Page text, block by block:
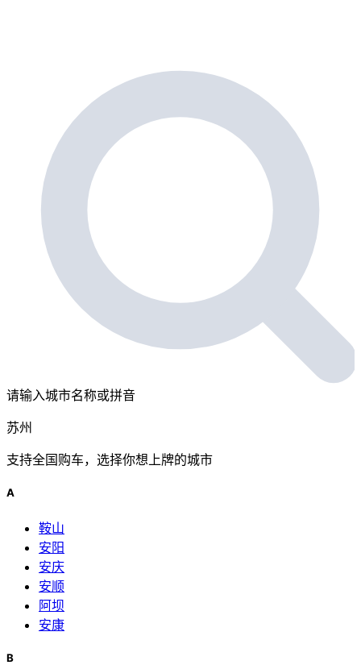
请输入城市名称或拼音
苏州
支持全国购车，选择你想上牌的城市
A
鞍山
安阳
安庆
安顺
阿坝
安康
B